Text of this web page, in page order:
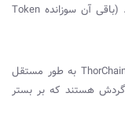
Token
به طور مستقل
هستند که بر بستر